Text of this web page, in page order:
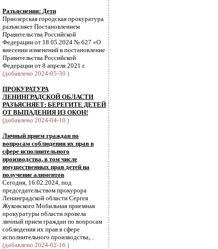
Разъяснения: Дети
Приозерская городская прокуратура
разъясняет Постановлением
Правительства Российской
Федерации от 18.05.2024 № 627 «О
внесении изменений в постановление
Правительства Российской
Федерации от 8 апреля 2021 г.
(добавлено 2024-05-30 )
ПРОКУРАТУРА
ЛЕНИНГРАДСКОЙ ОБЛАСТИ
РАЗЪЯСНЯЕТ: БЕРЕГИТЕ ДЕТЕЙ
ОТ ВЫПАДЕНИЯ ИЗ ОКОН!
(добавлено 2024-04-10 )
Личный прием граждан по
вопросам соблюдения их прав в
сфере исполнительного
производства, в том числе
имущественных прав детей на
получение алиментов
Сегодня, 16.02.2024, под
председательством прокурора
Ленинградской области Сергея
Жуковского Мобильная приемная
прокуратуры области провела
личный прием граждан по вопросам
соблюдения их прав в сфере
исполнительного производства,...
(добавлено 2024-02-16 )